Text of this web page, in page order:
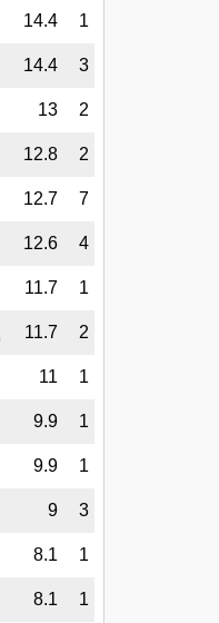
14.4 1
14.4 3
13 2
12.8 2
12.7 7
12.6 4
11.7 1
11.7 2
11 1
9.9 1
9.9 1
9 3
8.1 1
8.1 1